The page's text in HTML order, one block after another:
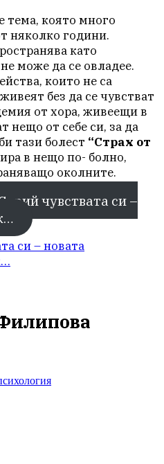
тема, която много
няколко години.
като
може да се овладее.
които не са
без да се чувстват
от хора, живеещи в
нещо от себе си, за да
тази болест “Страх от
в нещо по- болно,
околните.
чувствата си –
си – новата